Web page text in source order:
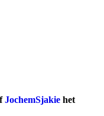
JochemSjakie het